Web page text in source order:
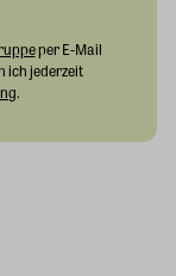
per E-Mail
ich jederzeit
.